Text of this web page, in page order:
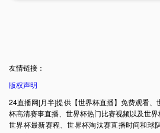
友情链接：
版权声明
24直播网[月半]提供【世界杯直播】免费观看
杯高清赛事直播、世界杯热门比赛视频以及世
世界杯最新赛程、世界杯淘汰赛直播时间和球